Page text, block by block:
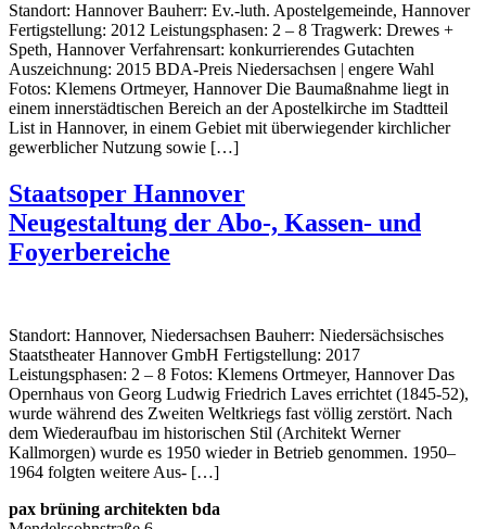
Standort: Hannover Bauherr: Ev.-luth. Apostelgemeinde, Hannover
Fertigstellung: 2012 Leistungsphasen: 2 – 8 Tragwerk: Drewes +
Speth, Hannover Verfahrensart: konkurrierendes Gutachten
Auszeichnung: 2015 BDA-Preis Niedersachsen | engere Wahl
Fotos: Klemens Ortmeyer, Hannover Die Baumaßnahme liegt in
einem innerstädtischen Bereich an der Apostelkirche im Stadtteil
List in Hannover, in einem Gebiet mit überwiegender kirchlicher
gewerblicher Nutzung sowie […]
Staatsoper Hannover
Neugestaltung der Abo-, Kassen- und
Foyerbereiche
Standort: Hannover, Niedersachsen Bauherr: Niedersächsisches
Staatstheater Hannover GmbH Fertigstellung: 2017
Leistungsphasen: 2 – 8 Fotos: Klemens Ortmeyer, Hannover Das
Opernhaus von Georg Ludwig Friedrich Laves errichtet (1845-52),
wurde während des Zweiten Weltkriegs fast völlig zerstört. Nach
dem Wiederaufbau im historischen Stil (Architekt Werner
Kallmorgen) wurde es 1950 wieder in Betrieb genommen. 1950–
1964 folgten weitere Aus- […]
pax brüning architekten bda